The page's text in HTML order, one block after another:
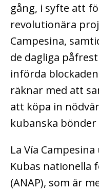
gång, i syfte att
revolutionära
Campesina,
de dagliga
införda
räknar med att
att köpa in
kubanska
La Vía
Kubas nationella
(ANAP), som är